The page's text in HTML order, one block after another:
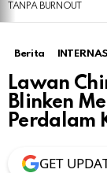
TANPA BURNOUT
Berita
Lawan
Blinken
Perdalam
GET